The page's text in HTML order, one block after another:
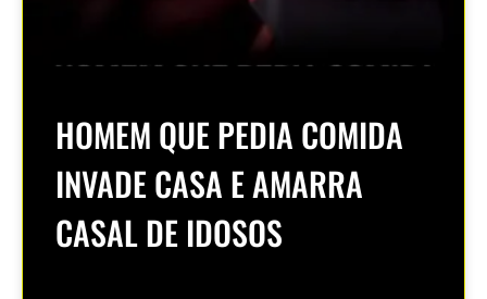
HOMEM QUE PEDIA COMIDA
INVADE CASA E AMARRA
CASAL DE IDOSOS